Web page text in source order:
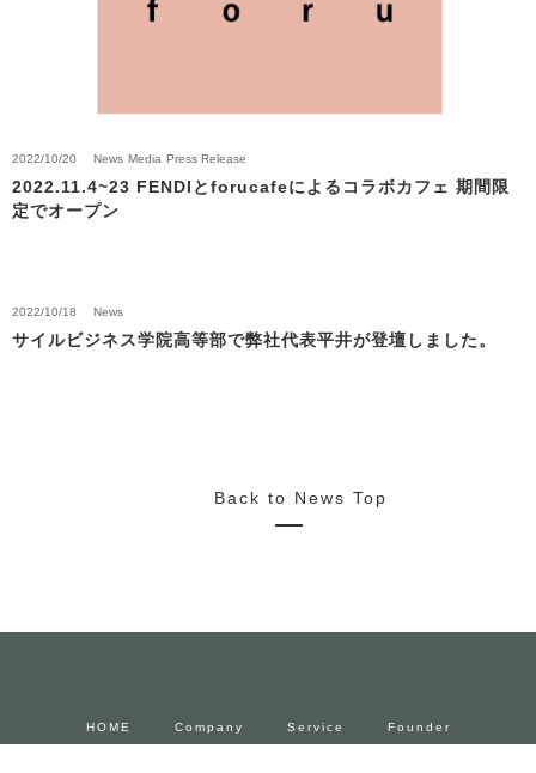
2022/10/20 News Media Press Release
2022.11.4~23 FENDIとforucafeによるコラボカフェ 期間限
定でオープン